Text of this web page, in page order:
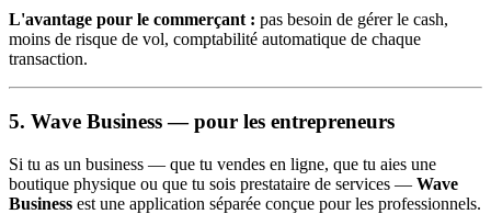
L'avantage pour le commerçant : pas besoin de gérer le cash,
moins de risque de vol, comptabilité automatique de chaque
transaction.
5. Wave Business — pour les entrepreneurs
Si tu as un business — que tu vendes en ligne, que tu aies une
boutique physique ou que tu sois prestataire de services — Wave
Business est une application séparée conçue pour les professionnels.